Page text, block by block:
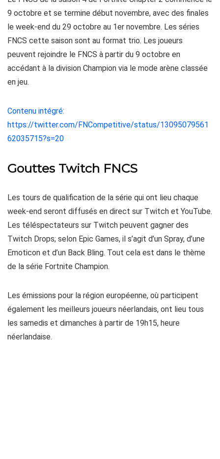
9 octobre et se termine début novembre, avec des finales
le week-end du 29 octobre au 1er novembre. Les séries
FNCS cette saison sont au format trio. Les joueurs
peuvent rejoindre le FNCS à partir du 9 octobre en
accédant à la division Champion via le mode arène classée
en jeu.
Contenu intégré:
https://twitter.com/FNCompetitive/status/13095079561
62035715?s=20
Gouttes Twitch FNCS
Les tours de qualification de la série qui ont lieu chaque
week-end seront diffusés en direct sur Twitch et YouTube.
Les téléspectateurs sur Twitch peuvent gagner des
Twitch Drops; selon Epic Games, il s’agit d’un Spray, d’une
Emoticon et d’un Back Bling. Tout cela est dans le thème
de la série Fortnite Champion.
Les émissions pour la région européenne, où participent
également les meilleurs joueurs néerlandais, ont lieu tous
les samedis et dimanches à partir de 19h15, heure
néerlandaise.